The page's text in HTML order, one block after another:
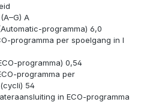
A
programma) 6,0
programma per spoelgang in l
programma) 0,54
programma per
54
in ECO-programma